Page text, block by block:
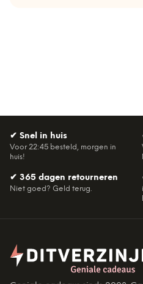
✔ Snel in huis
Voor 22:45 besteld, morgen in
huis!
✔ 365 dagen retourneren
Niet goed? Geld terug.